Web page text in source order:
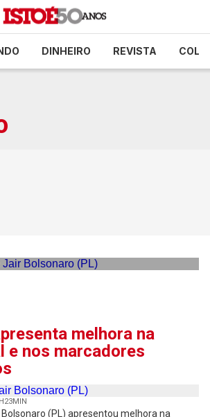
DINHEIRO REVISTA
melhora na
e nos marcadores
(PL) apresentou melhora na